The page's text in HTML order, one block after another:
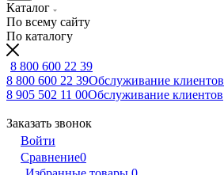
Каталог
По всему сайту
По каталогу
8 800 600 22 39
8 800 600 22 39Обслуживание клиентов
8 905 502 11 00Обслуживание клиентов
Заказать звонок
Войти
Сравнение0